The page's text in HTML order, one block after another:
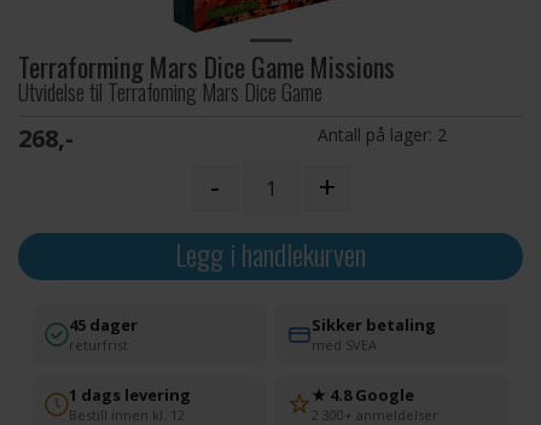
Terraforming Mars Dice Game Missions
Utvidelse til Terrafoming Mars Dice Game
268,- Antall på lager: 2
- +
Legg i handlekurven
45 dager
returfrist
Sikker betaling
med SVEA
1 dags levering
Bestill innen kl. 12
★ 4.8 Google
2 300+ anmeldelser